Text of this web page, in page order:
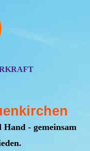
- gemeinsam